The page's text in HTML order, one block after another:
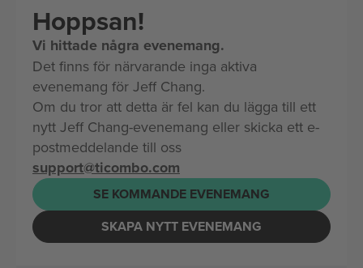
Hoppsan!
Vi hittade några evenemang.
Det finns för närvarande inga aktiva
evenemang för Jeff Chang.
Om du tror att detta är fel kan du lägga till ett
nytt Jeff Chang-evenemang eller skicka ett e-
postmeddelande till oss
support@ticombo.com
SE KOMMANDE EVENEMANG
SKAPA NYTT EVENEMANG